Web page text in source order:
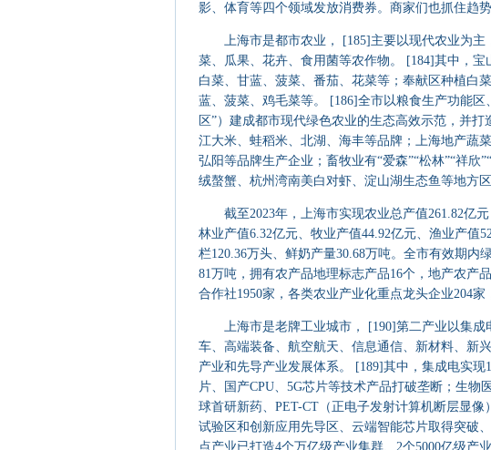
影、体育等四个领域发放消费券。商家们也抓住趋
上海市是都市农业， [185]主要以现代农业为主
菜、瓜果、花卉、食用菌等农作物。 [184]其中，
白菜、甘蓝、菠菜、番茄、花菜等；奉献区种植白
蓝、菠菜、鸡毛菜等。 [186]全市以粮食生产功能
区”）建成都市现代绿色农业的生态高效示范，并
江大米、蛙稻米、北湖、海丰等品牌；上海地产蔬
弘阳等品牌生产企业；畜牧业有“爱森”“松林”“祥
绒螯蟹、杭州湾南美白对虾、淀山湖生态鱼等地方
截至2023年，上海市实现农业总产值261.82亿元
林业产值6.32亿元、牧业产值44.92亿元、渔业产值
栏120.36万头、鲜奶产量30.68万吨。全市有效期内
81万吨，拥有农产品地理标志产品16个，地产农产
合作社1950家，各类农业产业化重点龙头企业204
上海市是老牌工业城市， [190]第二产业以集成
车、高端装备、航空航天、信息通信、新材料、新
产业和先导产业发展体系。 [189]其中，集成电实
片、国产CPU、5G芯片等技术产品打破垄断；生
球首研新药、PET-CT（正电子发射计算机断层显
试验区和创新应用先导区、云端智能芯片取得突破
点产业已打造4个万亿级产业集群、2个5000亿级产